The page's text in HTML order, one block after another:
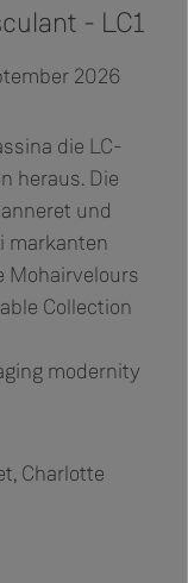
- LC1
2026
die LC-
heraus. Die
und
markanten
Mohairvelours
Collection
modernity
Charlotte